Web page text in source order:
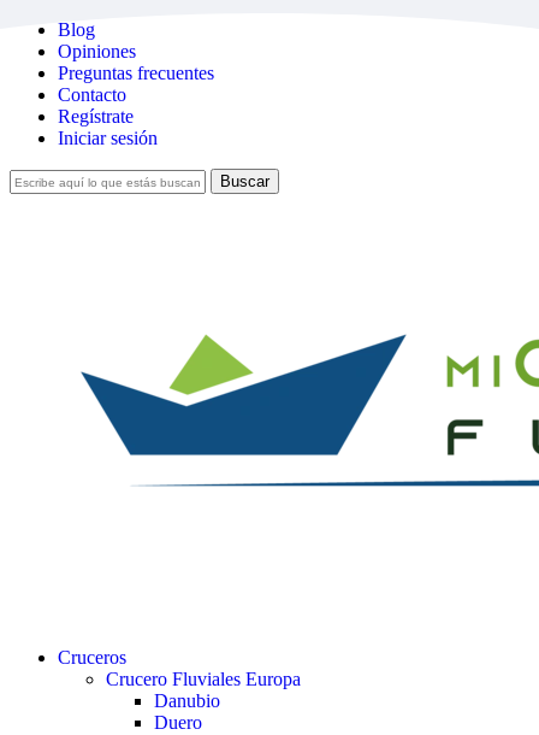
Skip
main
content
Blog
Opiniones
Preguntas frecuentes
Contacto
Regístrate
Iniciar sesión
Buscar
buscar
Menu
Cruceros
Crucero Fluviales Europa
Danubio
Duero